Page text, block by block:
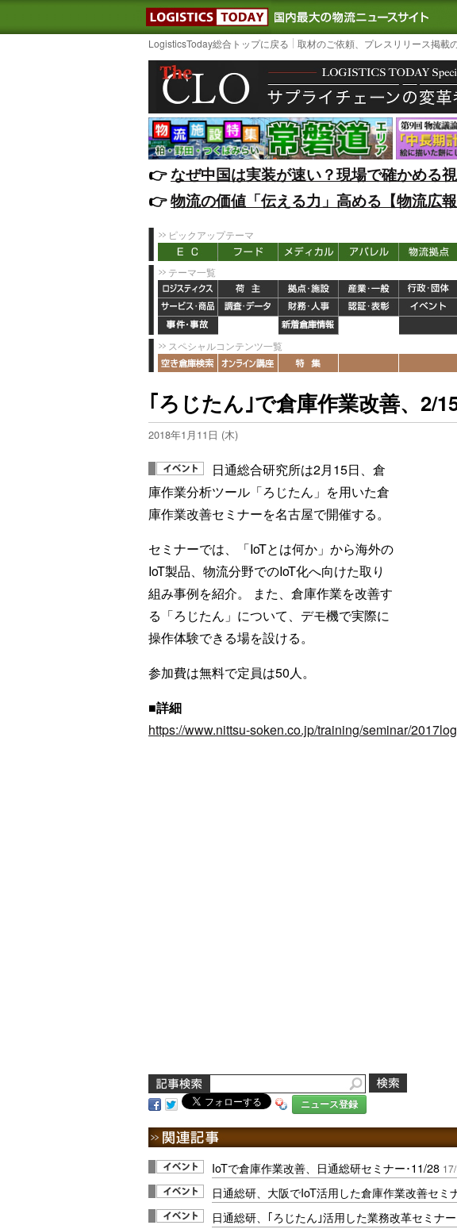
LOGISTICS TODAY｜国内最大
LogisticsToday総合トップに戻る 取材のご依頼、プレスリリース掲載
👉️なぜ中国は実装が速い？現場で確かめる
👉️物流の価値「伝える力」高める【物流広
ピックアップテーマ
テーマ一覧
スペシャルコンテンツ一覧
｢ろじたん｣で倉庫作業改善、2/
2018年1月11日 (木)
日通総合研究所は2月15日、倉
庫作業分析ツール「ろじたん」を用いた倉
庫作業改善セミナーを名古屋で開催する。
セミナーでは、「IoTとは何か」から海外の
IoT製品、物流分野でのIoT化へ向けた取り
組み事例を紹介。 また、倉庫作業を改善す
る「ろじたん」について、デモ機で実際に
操作体験できる場を設ける。
参加費は無料で定員は50人。
■詳細
https://www.nittsu-soken.co.jp/training/seminar/
ニュース登録
IoTで倉庫作業改善、日通総研セミナー･11/28
日通総研、大阪でIoT活用した倉庫作業改善セミ
日通総研、｢ろじたん｣活用した業務改革セミナー